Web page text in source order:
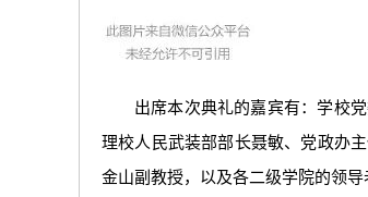
出席本次典礼的嘉宾有：学校
理校人民武装部部长聂敏、党政办
金山副教授，以及各二级学院的领